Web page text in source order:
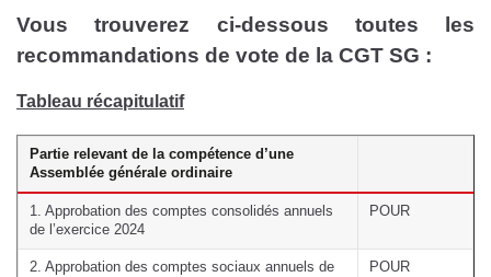
Vous trouverez ci-dessous toutes les
recommandations de vote de la CGT SG :
Tableau récapitulatif
Partie relevant de la compétence d’une
Assemblée générale ordinaire
1. Approbation des comptes consolidés annuels
de l’exercice 2024
POUR
2. Approbation des comptes sociaux annuels de
POUR